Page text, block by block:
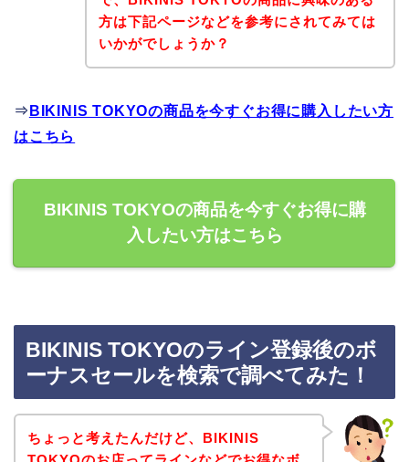
方は下記ページなどを参考にされてみては
いかがでしょうか？
⇒ BIKINIS TOKYOの商品を今すぐお得に購入したい方
はこちら
BIKINIS TOKYOの商品を今すぐお得に購
入したい方はこちら
BIKINIS TOKYOのライン登録後のボ
ーナスセールを検索で調べてみた！
ちょっと考えたんだけど、BIKINIS